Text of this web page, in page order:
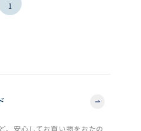
1
、安心してお買い物をおたの